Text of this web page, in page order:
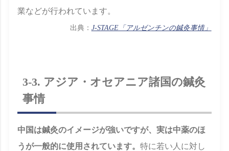
業などが行われています。
出典： J-STAGE「アルゼンチンの鍼灸事情」
3-3. アジア・オセアニア諸国の鍼灸
事情
中国は鍼灸のイメージが強いですが、実は中薬のほ
うが一般的に使用されています。特に若い人に対し